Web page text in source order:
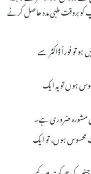
بروقت طبی مدد حاصل کرنے
ہو تو فوراً ڈاکٹر سے
ہوں تو یہ ایک
مشورہ ضروری ہے۔
محسوس ہوں، تو ایک